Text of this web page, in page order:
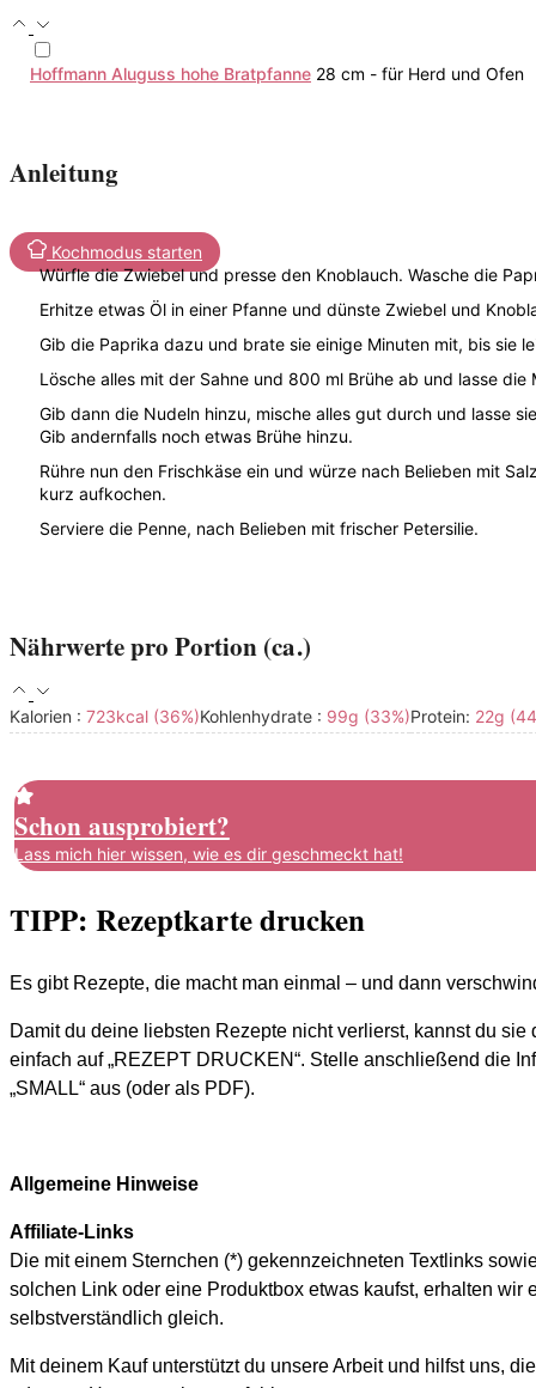
Hoffmann Aluguss hohe Bratpfanne 28 cm - für Herd und Ofen
Anleitung
Kochmodus starten
Würfle die Zwiebel und presse den Knoblauch. Wasche die
Erhitze etwas Öl in einer Pfanne und dünste Zwiebel und
Gib die Paprika dazu und brate sie einige Minuten mit, bis sie
Lösche alles mit der Sahne und 800 ml Brühe ab und lasse
Gib dann die Nudeln hinzu, mische alles gut durch und lasse
Gib andernfalls noch etwas Brühe hinzu.
Rühre nun den Frischkäse ein und würze nach Belieben mit
kurz aufkochen.
Serviere die Penne, nach Belieben mit frischer Petersilie.
Nährwerte pro Portion (ca.)
Kalorien : 723kcal (36%)Kohlenhydrate : 99g (33%)Protein: 22g
Schon ausprobiert?
Lass mich hier wissen, wie es dir geschmeckt hat!
TIPP: Rezeptkarte drucken
Es gibt Rezepte, die macht man einmal – und dann
Damit du deine liebsten Rezepte nicht verlierst, kannst du
einfach auf „REZEPT DRUCKEN“. Stelle anschließend die
„SMALL“ aus (oder als PDF).
Allgemeine Hinweise
Affiliate-Links
Die mit einem Sternchen (*) gekennzeichneten Textlinks
solchen Link oder eine Produktbox etwas kaufst, erhalten
selbstverständlich gleich.
Mit deinem Kauf unterstützt du unsere Arbeit und hilfst uns,